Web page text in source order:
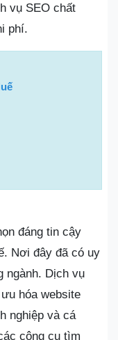
vụ SEO chất
phí.
đáng tin cậy
Nơi đây đã có uy
ngành. Dịch vụ
hóa website
nghiệp và cá
công cụ tìm